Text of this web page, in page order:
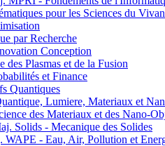
pour les Sciences du
par Recherche
Conception
Plasmas et de la Fusion
et Finance
Quantiques
Lumiere, Materiaux et
des Materiaux et des Nano-
Solids - Mecanique des Solides
- Eau, Air, Pollution et